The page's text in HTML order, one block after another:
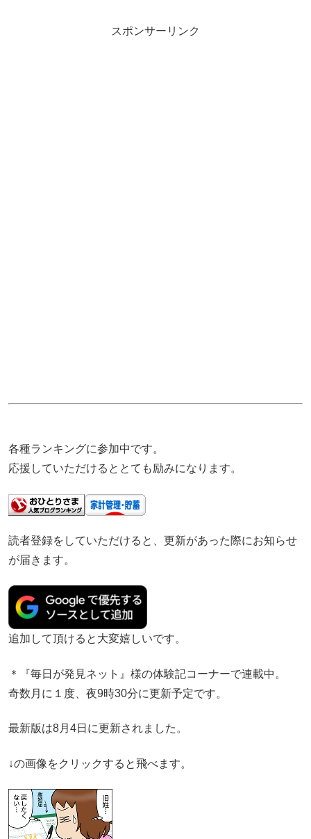
スポンサーリンク
各種ランキングに参加中です。
応援していただけるととても励みになります。
読者登録をしていただけると、更新があった際にお知らせ
が届きます。
追加して頂けると大変嬉しいです。
＊『毎日が発見ネット』様の体験記コーナーで連載中。
奇数月に１度、夜9時30分に更新予定です。
最新版は8月4日に更新されました。
↓の画像をクリックすると飛べます。